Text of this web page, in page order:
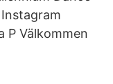
P Välkommen